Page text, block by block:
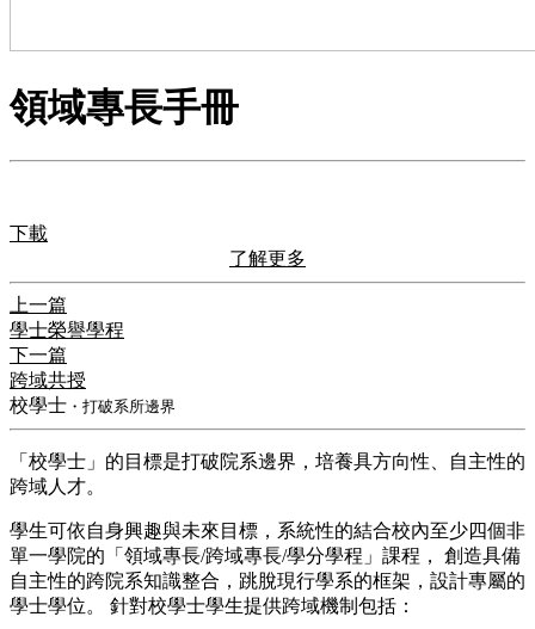
領域專長手冊
下載
了解更多
上一篇
學士榮譽學程
下一篇
跨域共授
校學士 ・打破系所邊界
「校學士」的目標是打破院系邊界，培養具方向性、自主性的
跨域人才。
學生可依自身興趣與未來目標，系統性的結合校內至少四個非
單一學院的「領域專長/跨域專長/學分學程」課程， 創造具備
自主性的跨院系知識整合，跳脫現行學系的框架，設計專屬的
學士學位。 針對校學士學生提供跨域機制包括：